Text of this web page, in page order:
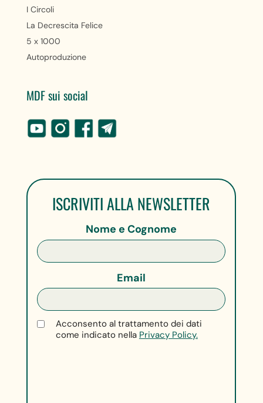
I Circoli
La Decrescita Felice
5 x 1000
Autoproduzione
MDF sui social
ISCRIVITI ALLA NEWSLETTER
Nome e Cognome
Email
Acconsento al trattamento dei dati
come indicato nella Privacy Policy.